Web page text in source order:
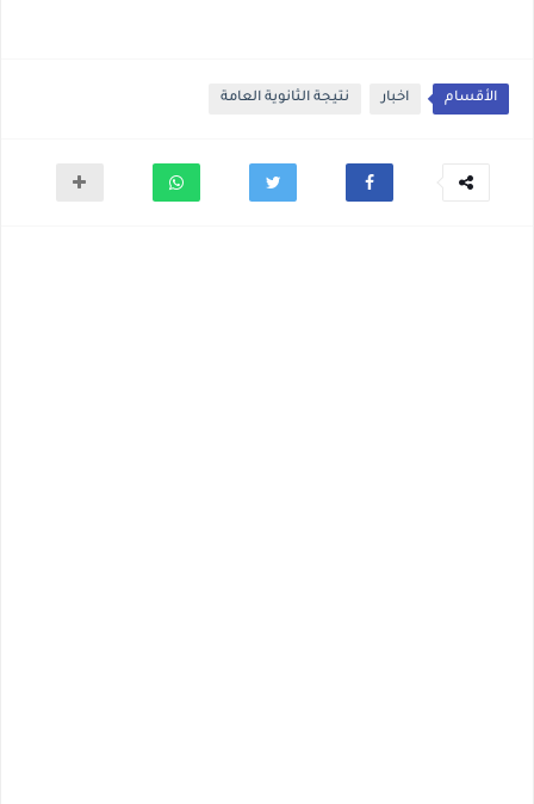
الأقسام اخبار نتيجة الثانوية العامة